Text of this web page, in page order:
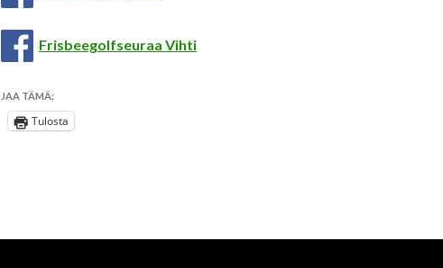
Frisbeegolfseuraa Vihti
JAA TÄMÄ:
Tulosta